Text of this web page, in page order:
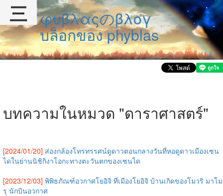
φυβλαςのβλογ
บล็อกของ phyblas
บทความในหมวด "ดาราศาสตร์"
[2024/01/20] ส่องกล้องโทรทรรศน์ดูดาวตอนกลางวันที่หอดูดาวเมืองเซน
ไดในย่านนิชิกิงาโอกะทางตะวันตกของเซนได
[2023/12/03] พิพิธภัณฑ์อวกาศโยอิจิ ที่เมืองโยอิจิ บ้านเกิดของโมวริ มาโม
รุ นักบินอวกาศ
三